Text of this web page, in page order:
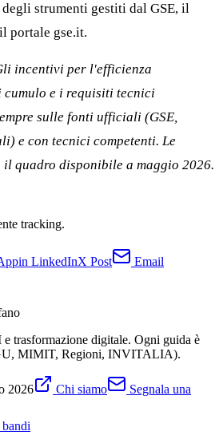
strumenti gestiti dal GSE, il
portale gse.it.
incentivi per l'efficienza
cumulo e i requisiti tecnici
sulle fonti ufficiali (GSE,
e con tecnici competenti. Le
quadro disponibile a maggio 2026.
tracking.
in LinkedInX Post Email
e trasformazione digitale. Ogni guida è
MIMIT, Regioni, INVITALIA).
2026 Chi siamo
Segnala una